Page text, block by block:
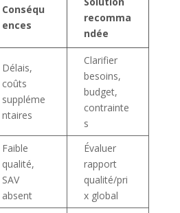
Conséqu
ences
recomma
ndée
Délais,
coûts
suppléme
ntaires
Clarifier
besoins,
budget,
contrainte
s
Faible
qualité,
SAV
absent
Évaluer
rapport
qualité/pri
x global